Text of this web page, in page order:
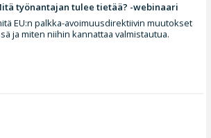
työnantajan tulee tietää? -webinaari
EU:n palkka-avoimuusdirektiivin muutokset
ja miten niihin kannattaa valmistautua.